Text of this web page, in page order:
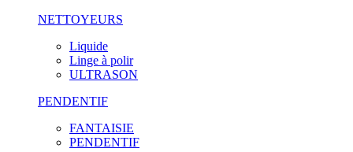
NETTOYEURS
Liquide
Linge à polir
ULTRASON
PENDENTIF
FANTAISIE
PENDENTIF